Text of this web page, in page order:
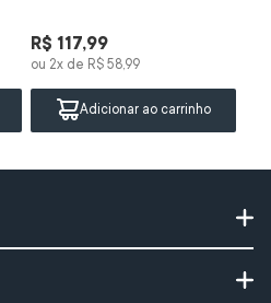
R$ 117,99
ou 2x de R$ 58 99
Adicionar ao carrinho